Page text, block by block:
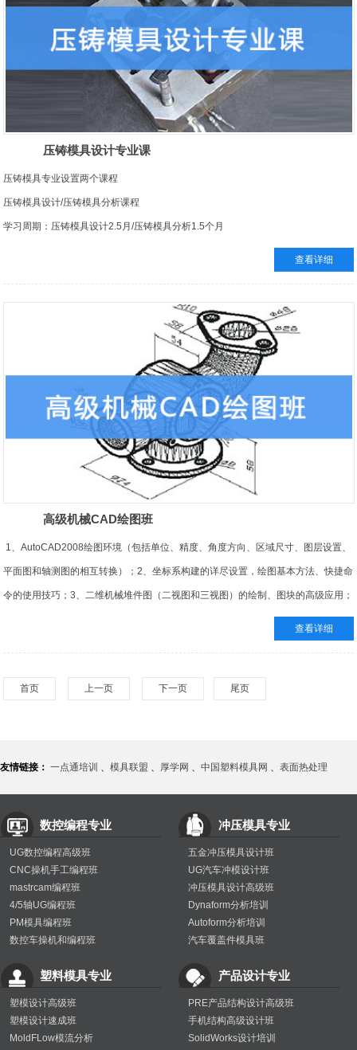
压铸模具设计专业课
压铸模具专业设置两个课程
压铸模具设计/压铸模具分析课程
学习周期：压铸模具设计2.5月/压铸模具分析1.5个月
查看详细
高级机械CAD绘图班
1、AutoCAD2008绘图环境（包括单位、精度、角度方向、区域尺寸、图层设置、
平面图和轴测图的相互转换）；2、坐标系构建的详尽设置，绘图基本方法、快捷命
令的使用技巧；3、二维机械堆件图（二视图和三视图）的绘制、图块的高级应用；
服务原则：学时不限，学会对口就业为止，毕业免费推荐工作。
查看详细
首页 上一页 下一页 尾页
友情链接： 一点通培训 、 模具联盟 、 厚学网 、 中国塑料模具网 、 表面热处理
数控编程专业
UG数控编程高级班
CNC操机手工编程班
mastrcam编程班
4/5轴UG编程班
PM模具编程班
数控车操机和编程班
冲压模具专业
五金冲压模具设计班
UG汽车冲模设计班
冲压模具设计高级班
Dynaform分析培训
Autoform分析培训
汽车覆盖件模具班
塑料模具专业
塑模设计高级班
塑模设计速成班
MoldFLow模流分析
产品设计专业
PRE产品结构设计高级班
手机结构高级设计班
SolidWorks设计培训